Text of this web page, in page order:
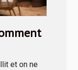
et on ne